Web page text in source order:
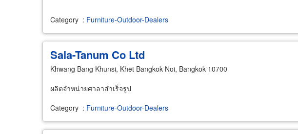
Category : Furniture-Outdoor-Dealers
Sala-Tanum Co Ltd
Khwang Bang Khunsi, Khet Bangkok Noi, Bangkok 10700
ผลิตจำหน่ายศาลาสำเร็จรูป
Category : Furniture-Outdoor-Dealers